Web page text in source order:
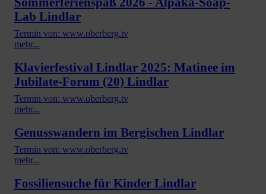
Lab Lindlar
Termin von: www.oberberg.tv
mehr...
Klavierfestival Lindlar 2025: Matinee im
Jubilate-Forum (20) Lindlar
Termin von: www.oberberg.tv
mehr...
Genusswandern im Bergischen Lindlar
Termin von: www.oberberg.tv
mehr...
Fossiliensuche für Kinder Lindlar